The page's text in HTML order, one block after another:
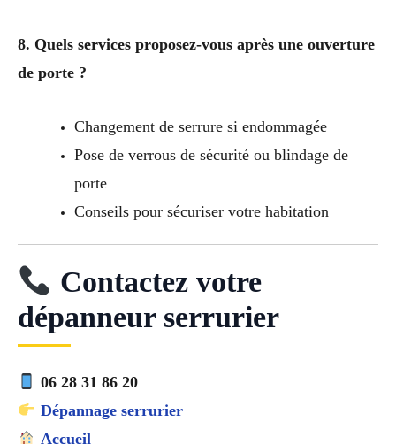
8. Quels services proposez-vous après une ouverture
de porte ?
Changement de serrure si endommagée
Pose de verrous de sécurité ou blindage de
porte
Conseils pour sécuriser votre habitation
Contactez votre
dépanneur serrurier
06 28 31 86 20
Dépannage serrurier
Accueil